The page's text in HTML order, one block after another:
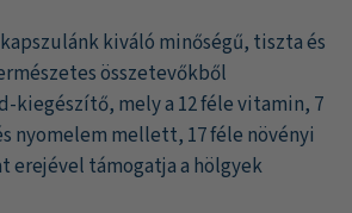
kiváló minőségű, tiszta és
összetevőkből
mely a 12 féle vitamin, 7
nyomelem mellett, 17 féle növényi
erejével támogatja a hölgyek